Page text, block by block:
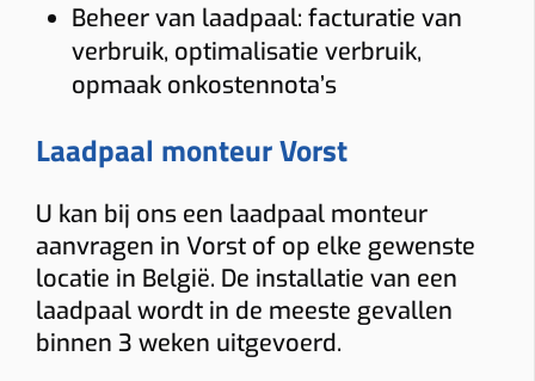
Beheer van laadpaal: facturatie van
verbruik, optimalisatie verbruik,
opmaak onkostennota’s
Laadpaal monteur Vorst
U kan bij ons een laadpaal monteur
aanvragen in Vorst of op elke gewenste
locatie in België. De installatie van een
laadpaal wordt in de meeste gevallen
binnen 3 weken uitgevoerd.